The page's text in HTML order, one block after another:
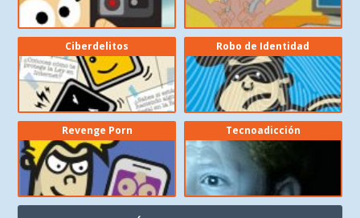
Ciberdelitos Robo de Identidad
Revenge Porn Tecnoadicción